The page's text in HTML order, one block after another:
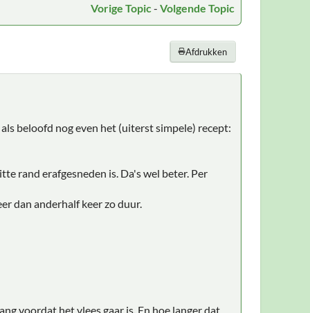
Vorige Topic - Volgende Topic
Afdrukken
beloofd nog even het (uiterst simpele) recept:
rand erafgesneden is. Da's wel beter. Per
dan anderhalf keer zo duur.
voordat het vlees gaar is. En hoe langer dat